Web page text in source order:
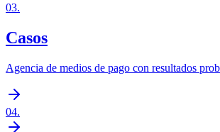
03.
Casos
Agencia de medios de pago con resultados
04.